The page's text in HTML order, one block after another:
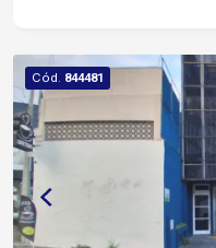
frente ao imóvel
com fachada
avenidas da cidade
seu negócio,
economia na instalação Localização
em uma das
estratégicas de Sorocaba
Cód. 844481